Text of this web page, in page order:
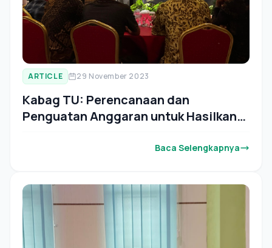
ARTICLE 29 November 2023
Kabag TU: Perencanaan dan
Penguatan Anggaran untuk Hasilkan
Baca Selengkapnya